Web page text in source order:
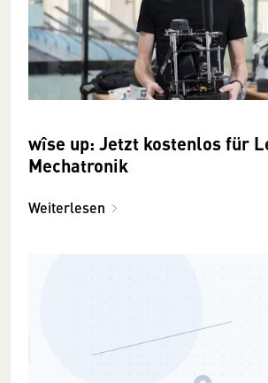
wîse up: Jetzt kostenlos für
Mechatronik
Weiterlesen